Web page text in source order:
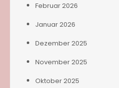
Februar 2026
Januar 2026
Dezember 2025
November 2025
Oktober 2025